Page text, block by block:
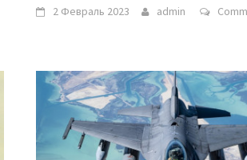
2 Февраль 2023 admin